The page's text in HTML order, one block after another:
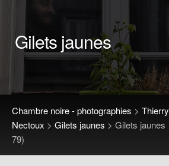
Gilets jaunes
Chambre noire - photographies > Thierry
Nectoux > Gilets jaunes > Gilets jaunes
79)